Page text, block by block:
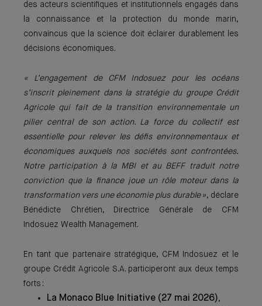
des acteurs scientifiques et institutionnels engagés dans
la connaissance et la protection du monde marin,
convaincus que la science doit éclairer durablement les
décisions économiques.
« L’engagement de CFM Indosuez pour les océans
s’inscrit pleinement dans la stratégie du groupe Crédit
Agricole qui fait de la transition environnementale un
pilier central de son action. La force du collectif est
essentielle pour relever les défis environnementaux et
économiques auxquels nos sociétés sont confrontées.
Notre participation à la MBI et au BEFF traduit notre
conviction que la finance joue un rôle moteur dans la
transformation vers une économie plus durable », déclare
Bénédicte Chrétien, Directrice Générale de CFM
Indosuez Wealth Management.
En tant que partenaire stratégique, CFM Indosuez et le
groupe Crédit Agricole S.A. participeront aux deux temps
forts :
La Monaco Blue Initiative (27 mai 2026),